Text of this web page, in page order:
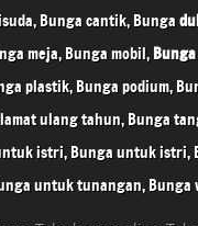
Bunga cantik, Bunga
meja, Bunga mobil,
plastik, Bunga podium,
ulang tahun, Bunga
istri, Bunga untuk istri,
untuk tunangan, Bunga